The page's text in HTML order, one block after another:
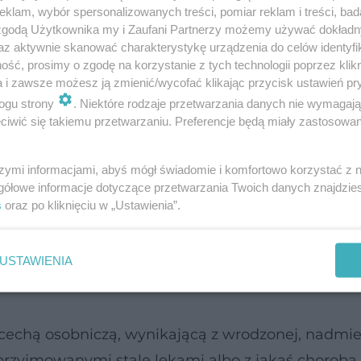
krwawienie, i łagodzi ból. Po 1-2 dniach zimne
wchłanianie siniaka.
z arniki lubkasztanowca. Bywają jednak
ślad w postaci podskórnychwybroczyn .
miesiączki
, ponieważ naczynia krwionośne są
osobniczą, wynikającą z wrodzonej,
wybór spersonalizowanych treści, pomiar reklam i treści,
Użytkownika my i Zaufani Partnerzy możemy używać
aktywnie skanować charakterystykę urządzenia do celów
prosimy o zgodę na korzystanie z tych technologii poprzez
i zawsze możesz ją zmienić/wycofać klikając przycisk ustawień
strony
. Niektóre rodzaje przetwarzania danych nie
się takiemu przetwarzaniu. Preferencje będą miały
informacjami, abyś mógł świadomie i komfortowo korzystać z
informacje dotyczące przetwarzania Twoich danych
oraz po kliknięciu w „Ustawienia”.
USTAWIENIA